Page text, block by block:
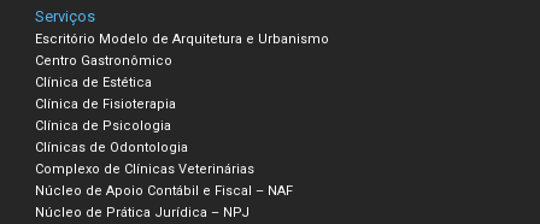
Serviços
Escritório Modelo de Arquitetura e Urbanismo
Centro Gastronômico
Clínica de Estética
Clínica de Fisioterapia
Clínica de Psicologia
Clínicas de Odontologia
Complexo de Clínicas Veterinárias
Núcleo de Apoio Contábil e Fiscal – NAF
Núcleo de Prática Jurídica – NPJ